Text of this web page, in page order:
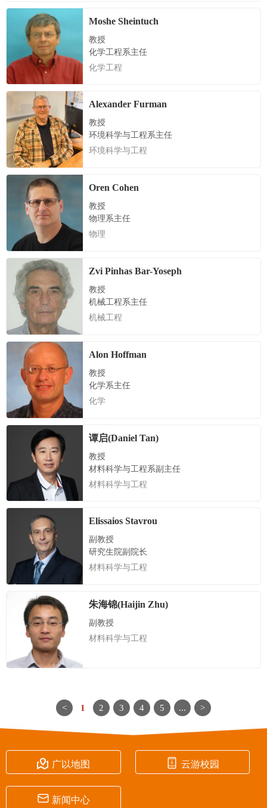
Moshe Sheintuch
教授
化学工程系主任
化学工程
Alexander Furman
教授
环境科学与工程系主任
环境科学与工程
Oren Cohen
教授
物理系主任
物理
Zvi Pinhas Bar-Yoseph
教授
机械工程系主任
机械工程
Alon Hoffman
教授
化学系主任
化学
谭启(Daniel Tan)
教授
材料科学与工程系副主任
材料科学与工程
Elissaios Stavrou
副教授
研究生院副院长
材料科学与工程
朱海锦(Haijin Zhu)
副教授
材料科学与工程
< 1 2 3 4 5 ... >
 广以地图  云游校园
 新闻中心